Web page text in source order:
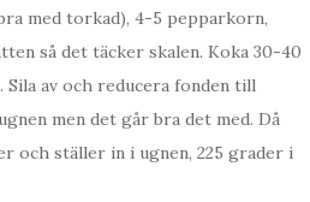
med torkad), 4-5 pepparkorn,
så det täcker skalen. Koka 30-40
Sila av och reducera fonden till
men det går bra det med. Då
och ställer in i ugnen, 225 grader i